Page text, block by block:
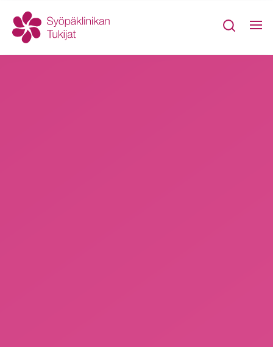
Yhteystiedot